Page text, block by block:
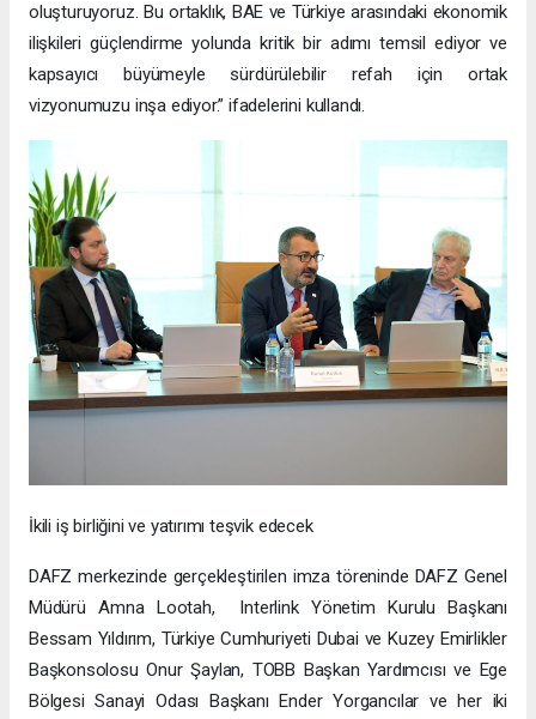
oluşturuyoruz. Bu ortaklık, BAE ve Türkiye arasındaki ekonomik
ilişkileri güçlendirme yolunda kritik bir adımı temsil ediyor ve
kapsayıcı büyümeyle sürdürülebilir refah için ortak
vizyonumuzu inşa ediyor.” ifadelerini kullandı.
İkili iş birliğini ve yatırımı teşvik edecek
DAFZ merkezinde gerçekleştirilen imza töreninde DAFZ Genel
Müdürü Amna Lootah, Interlink Yönetim Kurulu Başkanı
Bessam Yıldırım, Türkiye Cumhuriyeti Dubai ve Kuzey Emirlikler
Başkonsolosu Onur Şaylan, TOBB Başkan Yardımcısı ve Ege
Bölgesi Sanayi Odası Başkanı Ender Yorgancılar ve her iki